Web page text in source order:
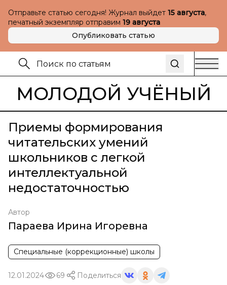
Отправьте статью сегодня! Журнал выйдет 15 августа,
печатный экземпляр отправим 19 августа
Опубликовать статью
МОЛОДОЙ УЧЁНЫЙ
Приемы формирования
читательских умений
школьников с легкой
интеллектуальной
недостаточностью
Автор
Параева Ирина Игоревна
Специальные (коррекционные) школы
12.01.2024 69 Поделиться